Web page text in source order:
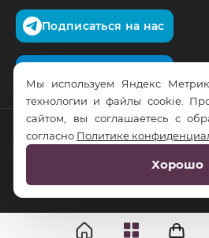
Подписаться на нас
© RusTrus. 2011-2026. Все права
RS Digital
Мы используем Яндекс
технологии и файлы cookie.
сайтом, вы соглашаетесь с
согласно Политике
Хорошо